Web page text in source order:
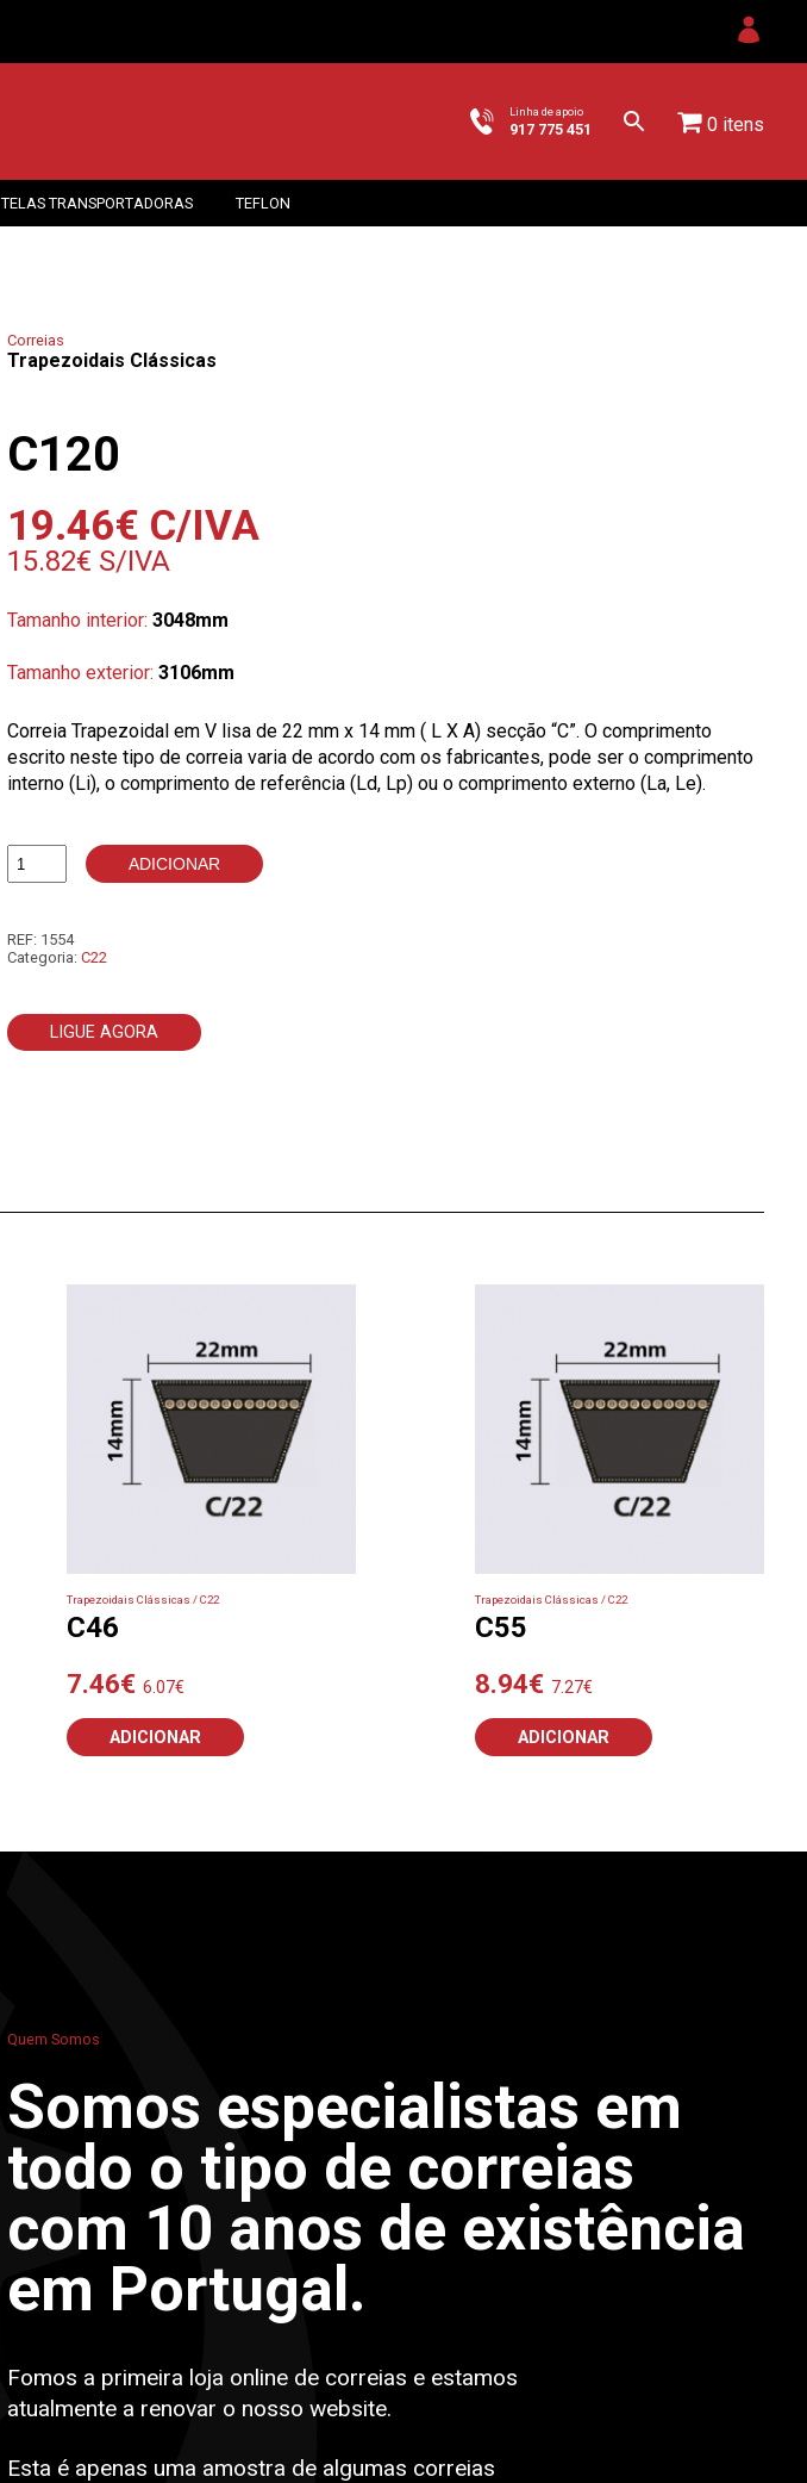
Linha de apoio
917 775 451 0 itens
TELAS TRANSPORTADORAS TEFLON
Correias
Trapezoidais Clássicas
C120
19.46€ C/IVA
15.82€ S/IVA
Tamanho interior: 3048mm
Tamanho exterior: 3106mm
Correia Trapezoidal em V lisa de 22 mm x 14 mm ( L X A) secção “C”. O comprimento
escrito neste tipo de correia varia de acordo com os fabricantes, pode ser o comprimento
interno (Li), o comprimento de referência (Ld, Lp) ou o comprimento externo (La, Le).
Quantidade
ADICIONAR
REF: 1554
Categoria: C22
LIGUE AGORA
Trapezoidais Clássicas / C22
C46
7.46€ 6.07€
ADICIONAR
Trapezoidais Clássicas / C22
C55
8.94€ 7.27€
ADICIONAR
Quem Somos
Somos especialistas em
todo o tipo de correias
com 10 anos de existência
em Portugal.
Fomos a primeira loja online de correias e estamos
atualmente a renovar o nosso website.
Esta é apenas uma amostra de algumas correias